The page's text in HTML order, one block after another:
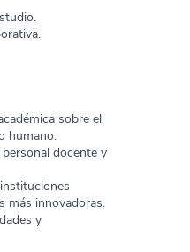
sobre el
humano.
docente y
más innovadoras.
y